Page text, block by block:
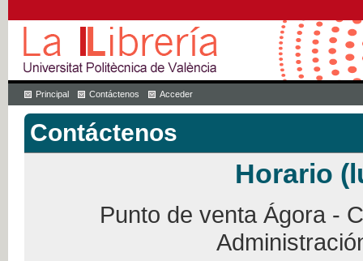
Principal Contáctenos Acceder
Contáctenos
Horario
Punto de venta Ágora -